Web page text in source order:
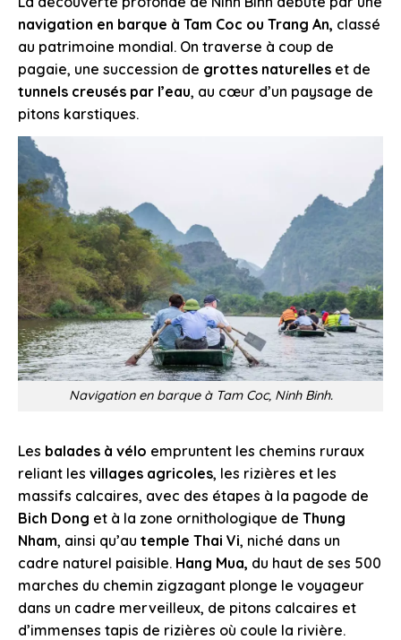
navigation en barque à Tam Coc ou Trang An, classé
au patrimoine mondial. On traverse à coup de
pagaie, une succession de grottes naturelles et de
tunnels creusés par l’eau, au cœur d’un paysage de
pitons karstiques.
Navigation en barque à Tam Coc, Ninh Binh.
Les balades à vélo empruntent les chemins ruraux
reliant les villages agricoles, les rizières et les
massifs calcaires, avec des étapes à la pagode de
Bich Dong et à la zone ornithologique de Thung
Nham, ainsi qu’au temple Thai Vi, niché dans un
cadre naturel paisible. Hang Mua, du haut de ses 500
marches du chemin zigzagant plonge le voyageur
dans un cadre merveilleux, de pitons calcaires et
d’immenses tapis de rizières où coule la rivière.